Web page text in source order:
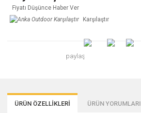
Fiyatı Düşünce Haber Ver
Karşılaştır
paylaş
ÜRÜN ÖZELLİKLERİ ÜRÜN YORUMLARI